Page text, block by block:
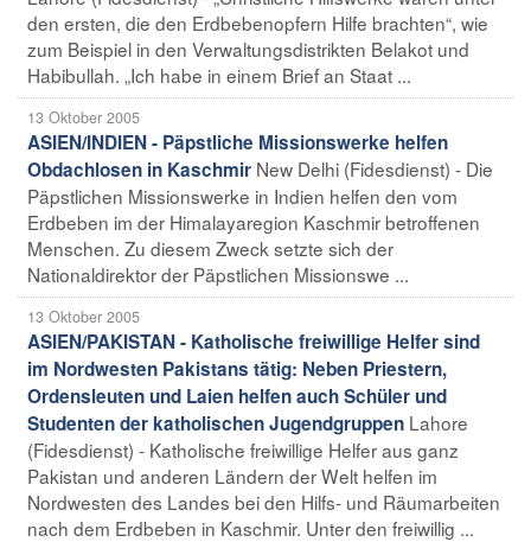
den ersten, die den Erdbebenopfern Hilfe brachten“, wie
zum Beispiel in den Verwaltungsdistrikten Belakot und
Habibullah. „Ich habe in einem Brief an Staat ...
13 Oktober 2005
ASIEN/INDIEN - Päpstliche Missionswerke helfen
Obdachlosen in Kaschmir New Delhi (Fidesdienst) - Die
Päpstlichen Missionswerke in Indien helfen den vom
Erdbeben im der Himalayaregion Kaschmir betroffenen
Menschen. Zu diesem Zweck setzte sich der
Nationaldirektor der Päpstlichen Missionswe ...
13 Oktober 2005
ASIEN/PAKISTAN - Katholische freiwillige Helfer sind
im Nordwesten Pakistans tätig: Neben Priestern,
Ordensleuten und Laien helfen auch Schüler und
Studenten der katholischen Jugendgruppen Lahore
(Fidesdienst) - Katholische freiwillige Helfer aus ganz
Pakistan und anderen Ländern der Welt helfen im
Nordwesten des Landes bei den Hilfs- und Räumarbeiten
nach dem Erdbeben in Kaschmir. Unter den freiwillig ...